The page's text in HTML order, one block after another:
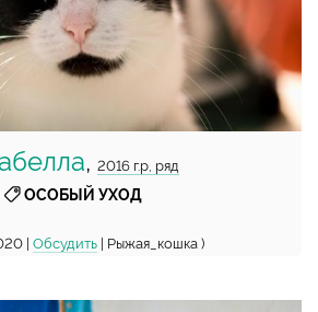
, 2016 г.р, ряд
ОСОБЫЙ УХОД
| Обсудить| Рыжая_кошка )